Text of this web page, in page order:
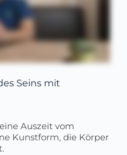
Seins mit
Auszeit vom
Kunstform, die Körper